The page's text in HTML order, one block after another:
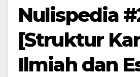
Nulispedia
[Struktur
Ilmiah dan